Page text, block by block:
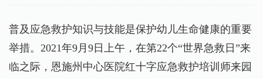
普及应急救护知识与技能是保护幼儿生命健康的重要
举措。2021年9月9日上午，在第22个“世界急救日”来
临之际，恩施州中心医院红十字应急救护培训师来园